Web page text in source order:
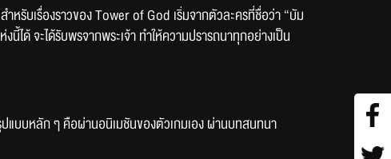
รับเรื่องราวของ Tower of God เริ่มจากตัวละครที่ชื่อว่า “บัม
ได้ จะได้รับพรจากพระเจ้า ทำให้ความปรารถนาทุกอย่างเป็น
ปแบบหลัก ๆ คือผ่านอนิเมชันของตัวเกมเอง ผ่านบทสนทนา